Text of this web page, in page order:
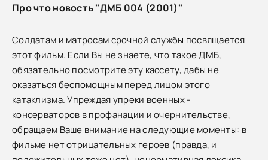
Про что новость "ДМБ 004 (2001)"
Солдатам и матросам срочной службы посвящается
этот фильм. Если Вы не знаете, что такое ДМБ,
обязательно посмотрите эту кассету, дабы не
оказаться беспомощным перед лицом этого
катаклизма. Упреждая упреки военных -
консерваторов в профанации и очернительстве,
обращаем Ваше внимание на следующие моменты: в
фильме нет отрицательных героев (правда, и